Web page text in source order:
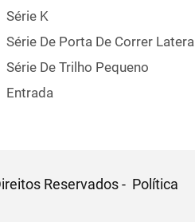
Série K
Série De Porta De Correr Lateral
Série De Trilho Pequeno
Entrada
Reservados - Política